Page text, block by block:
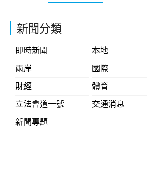
新聞分類
即時新聞
本地
兩岸
國際
財經
體育
立法會道一號
交通消息
新聞專題